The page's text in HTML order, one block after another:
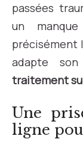
passées
un
précisément
adapte
traitement
Une
ligne